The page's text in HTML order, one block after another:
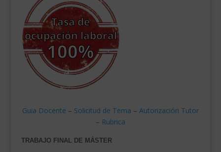
Guia Docente – Solicitud de Tema – Autorización Tutor
– Rubrica
TRABAJO FINAL DE MÁSTER